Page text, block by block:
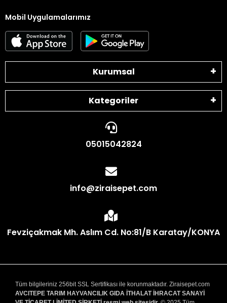
Mobil Uygulamalarımız
Kurumsal
Kategoriler
05015042824
info@ziraisepet.com
Fevziçakmak Mh. Aslım Cd. No:81/B Karatay/KONYA
Tüm bilgileriniz 256bit SSL Sertifikası ile korunmaktadır. Ziraisepet.com
AVCITEPE TARIM HAYVANCILIK GIDA İTHALAT İHRACAT SANAYİ